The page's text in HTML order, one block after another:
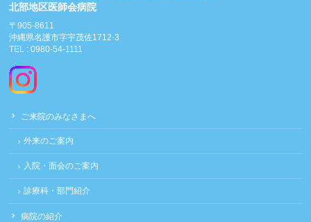
北部地区医師会病院
〒905-8611
沖縄県名護市字宇茂佐1712-3
TEL : 0980-54-1111
ご来院のみなさまへ
外来のご案内
入院・面会のご案内
診療科・部門紹介
病院の紹介